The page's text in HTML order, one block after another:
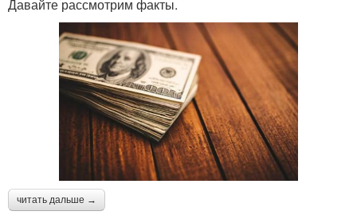
Давайте рассмотрим факты.
читать дальше →